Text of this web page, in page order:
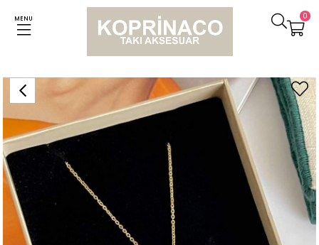
MENU 0
Kolyeler Çelik Göz Detaylı Madalyon Kolye (45 Cm)